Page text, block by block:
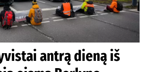
antrą dieną iš